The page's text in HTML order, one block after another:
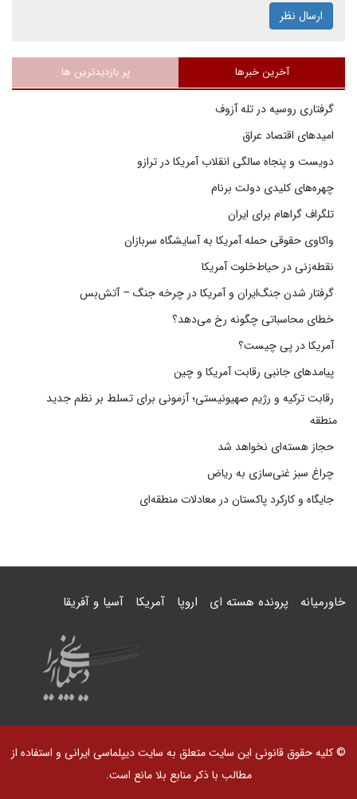
ارسال نظر
آخرین خبرها پر بازدیدترین ها
گرفتاری روسیه در تله آزوف
امیدهای اقتصاد عراق
دویست و پنجاه سالگی انقلاب آمریکا در ترازو
چهره‌های کلیدی دولت برنام
تلگراف گراهام برای ایران
واکاوی حقوقی حمله آمریکا به آسایشگاه سربازان
نقطه‌زنی در حیاط‌خلوت آمریکا
گرفتار شدن جنگ‌ایران و آمریکا در چرخه جنگ – آتش‌بس
خطای محاسباتی چگونه رخ می‌دهد؟
آمریکا در پی چیست؟
پیامدهای جانبی رقابت آمریکا و چین
رقابت ترکیه و رژیم صهیونیستی؛ آزمونی برای تسلط بر نظم جدید
منطقه
حجاز هسته‌ای نخواهد شد
چراغ سبز غنی‌سازی به ریاض
جایگاه و کارکرد پاکستان در معادلات منطقه‌ای
خاورمیانه پرونده هسته ای اروپا آمریکا آسیا و آفریقا
© کلیه حقوق قانونی این سایت متعلق به سایت دیپلماسی ایرانی و استفاده از
مطالب با ذکر منابع بلا مانع است.